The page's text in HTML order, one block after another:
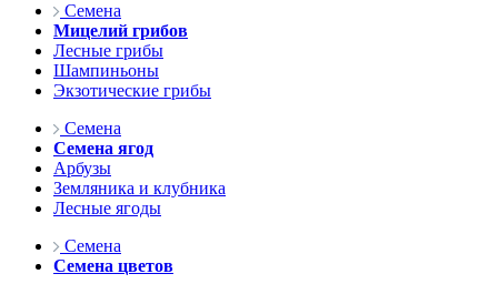
Семена
Мицелий грибов
Лесные грибы
Шампиньоны
Экзотические грибы
Семена
Семена ягод
Арбузы
Земляника и клубника
Лесные ягоды
Семена
Семена цветов